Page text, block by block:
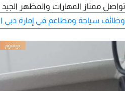
تواصل ممتاز المهارات والمظهر الجيد
وظائف سياحة ومطاعم في إمارة دبي